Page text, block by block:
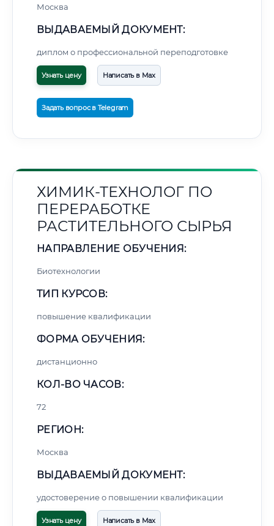
Москва
ВЫДАВАЕМЫЙ ДОКУМЕНТ:
диплом о профессиональной переподготовке
Узнать цену Написать в Max
Задать вопрос в Telegram
ХИМИК-ТЕХНОЛОГ ПО
ПЕРЕРАБОТКЕ
РАСТИТЕЛЬНОГО СЫРЬЯ
НАПРАВЛЕНИЕ ОБУЧЕНИЯ:
Биотехнологии
ТИП КУРСОВ:
повышение квалификации
ФОРМА ОБУЧЕНИЯ:
дистанционно
КОЛ-ВО ЧАСОВ:
72
РЕГИОН:
Москва
ВЫДАВАЕМЫЙ ДОКУМЕНТ:
удостоверение о повышении квалификации
Узнать цену Написать в Max